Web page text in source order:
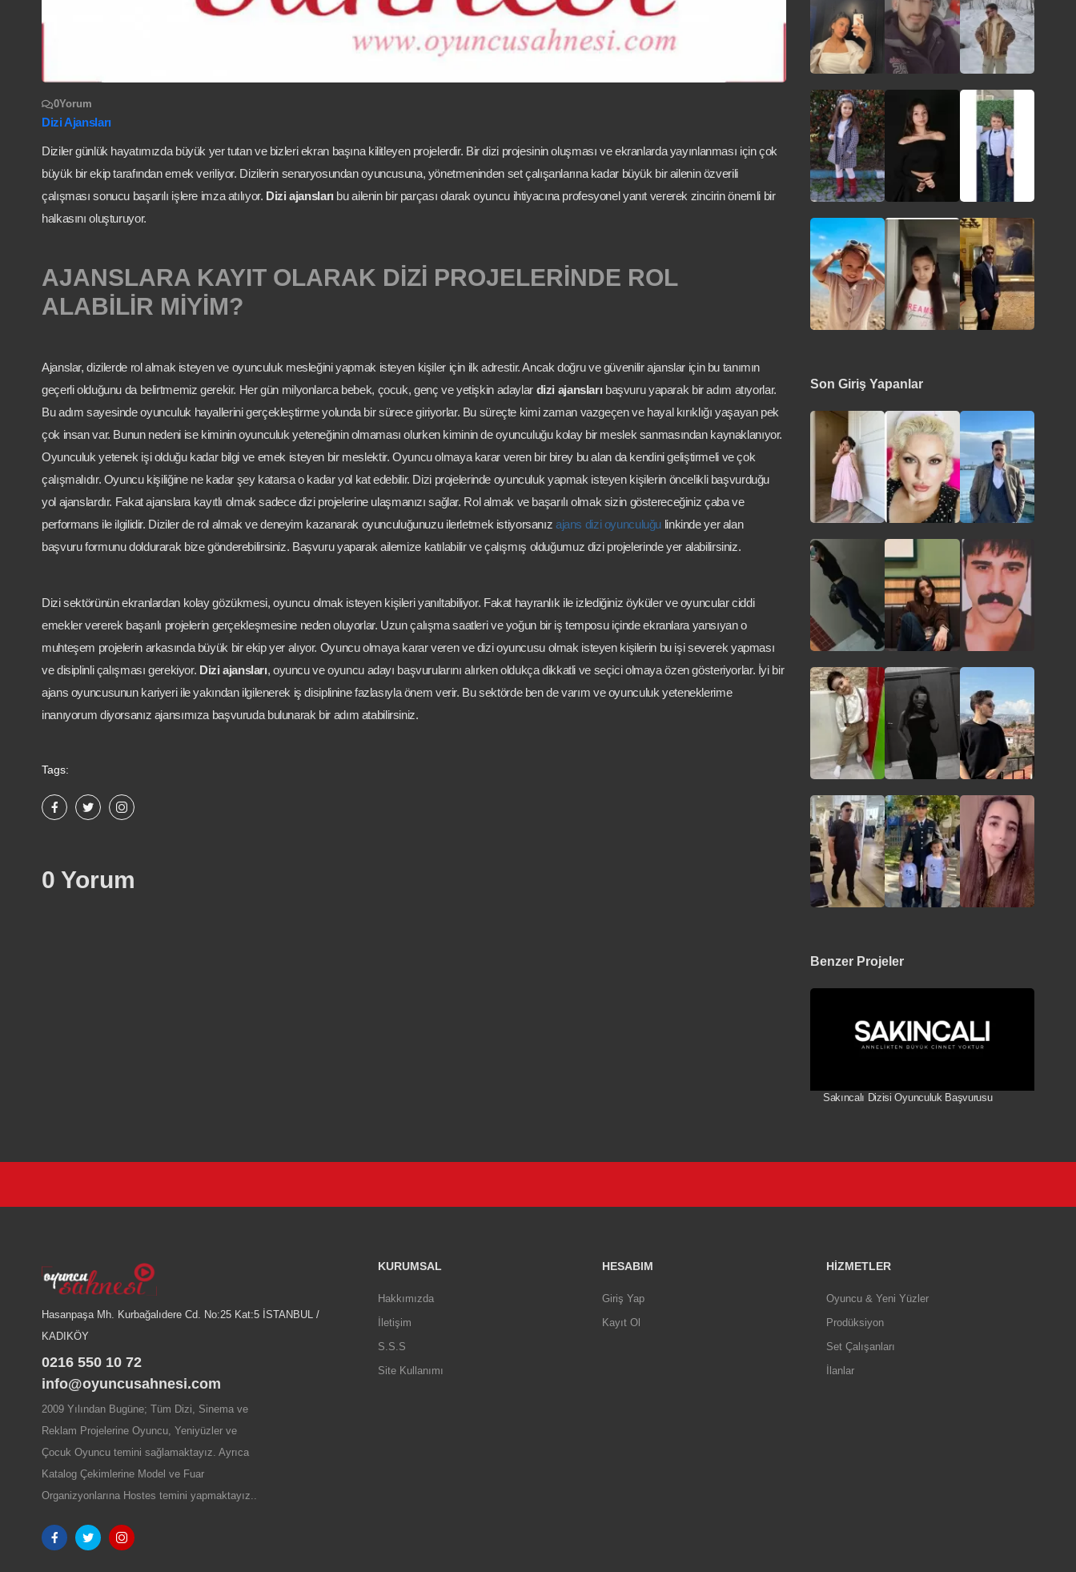
0Yorum
Dizi Ajansları
Diziler günlük hayatımızda büyük yer tutan ve bizleri ekran başına kilitleyen projelerdir. Bir dizi projesinin oluşması ve ekranlarda yayınlanması için çok
büyük bir ekip tarafından emek veriliyor. Dizilerin senaryosundan oyuncusuna, yönetmeninden set çalışanlarına kadar büyük bir ailenin özverili
çalışması sonucu başarılı işlere imza atılıyor. Dizi ajansları bu ailenin bir parçası olarak oyuncu ihtiyacına profesyonel yanıt vererek zincirin önemli bir
halkasını oluşturuyor.
AJANSLARA KAYIT OLARAK DİZİ PROJELERİNDE ROL
ALABİLİR MİYİM?
Ajanslar, dizilerde rol almak isteyen ve oyunculuk mesleğini yapmak isteyen kişiler için ilk adrestir. Ancak doğru ve güvenilir ajanslar için bu tanımın
geçerli olduğunu da belirtmemiz gerekir. Her gün milyonlarca bebek, çocuk, genç ve yetişkin adaylar dizi ajansları başvuru yaparak bir adım atıyorlar.
Bu adım sayesinde oyunculuk hayallerini gerçekleştirme yolunda bir sürece giriyorlar. Bu süreçte kimi zaman vazgeçen ve hayal kırıklığı yaşayan pek
çok insan var. Bunun nedeni ise kiminin oyunculuk yeteneğinin olmaması olurken kiminin de oyunculuğu kolay bir meslek sanmasından kaynaklanıyor.
Oyunculuk yetenek işi olduğu kadar bilgi ve emek isteyen bir meslektir. Oyuncu olmaya karar veren bir birey bu alan da kendini geliştirmeli ve çok
çalışmalıdır. Oyuncu kişiliğine ne kadar şey katarsa o kadar yol kat edebilir. Dizi projelerinde oyunculuk yapmak isteyen kişilerin öncelikli başvurduğu
yol ajanslardır. Fakat ajanslara kayıtlı olmak sadece dizi projelerine ulaşmanızı sağlar. Rol almak ve başarılı olmak sizin göstereceğiniz çaba ve
performans ile ilgilidir. Diziler de rol almak ve deneyim kazanarak oyunculuğunuzu ilerletmek istiyorsanız ajans dizi oyunculuğu linkinde yer alan
başvuru formunu doldurarak bize gönderebilirsiniz. Başvuru yaparak ailemize katılabilir ve çalışmış olduğumuz dizi projelerinde yer alabilirsiniz.
Dizi sektörünün ekranlardan kolay gözükmesi, oyuncu olmak isteyen kişileri yanıltabiliyor. Fakat hayranlık ile izlediğiniz öyküler ve oyuncular ciddi
emekler vererek başarılı projelerin gerçekleşmesine neden oluyorlar. Uzun çalışma saatleri ve yoğun bir iş temposu içinde ekranlara yansıyan o
muhteşem projelerin arkasında büyük bir ekip yer alıyor. Oyuncu olmaya karar veren ve dizi oyuncusu olmak isteyen kişilerin bu işi severek yapması
ve disiplinli çalışması gerekiyor. Dizi ajansları, oyuncu ve oyuncu adayı başvurularını alırken oldukça dikkatli ve seçici olmaya özen gösteriyorlar. İyi bir
ajans oyuncusunun kariyeri ile yakından ilgilenerek iş disiplinine fazlasıyla önem verir. Bu sektörde ben de varım ve oyunculuk yeteneklerime
inanıyorum diyorsanız ajansımıza başvuruda bulunarak bir adım atabilirsiniz.
Tags:
0 Yorum
Son Giriş Yapanlar
Benzer Projeler
Sakıncalı Dizisi Oyunculuk Başvurusu
Hasanpaşa Mh. Kurbağalıdere Cd. No:25 Kat:5 İSTANBUL /
KADIKÖY
0216 550 10 72
info@oyuncusahnesi.com
2009 Yılından Bugüne; Tüm Dizi, Sinema ve
Reklam Projelerine Oyuncu, Yeniyüzler ve
Çocuk Oyuncu temini sağlamaktayız. Ayrıca
Katalog Çekimlerine Model ve Fuar
Organizyonlarına Hostes temini yapmaktayız..
KURUMSAL
Hakkımızda
İletişim
S.S.S
Site Kullanımı
HESABIM
Giriş Yap
Kayıt Ol
HIZMETLER
Oyuncu & Yeni Yüzler
Prodüksiyon
Set Çalışanları
İlanlar